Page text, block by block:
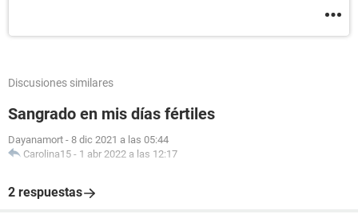
Discusiones similares
Sangrado en mis días fértiles
Dayanamort - 8 dic 2021 a las 05:44
Carolina15 - 1 abr 2022 a las 12:17
2 respuestas